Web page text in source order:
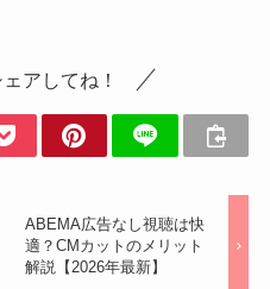
アしてね！
ABEMA広告なし視聴は快
適？CMカットのメリット
解説【2026年最新】